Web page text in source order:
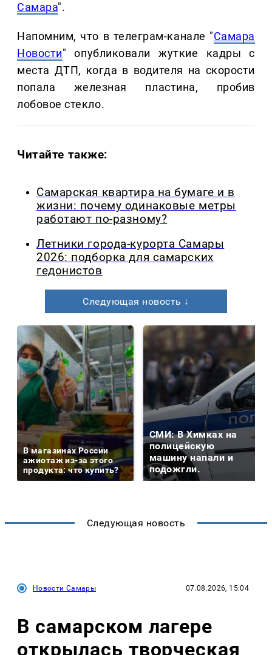
Самара".
Напомним, что в телеграм-канале "Самара
Новости" опубликовали жуткие кадры с
места ДТП, когда в водителя на скорости
попала железная пластина, пробив
лобовое стекло.
Читайте также:
Самарская квартира на бумаге и в
жизни: почему одинаковые метры
работают по-разному?
Летники города-курорта Самары
2026: подборка для самарских
гедонистов
Следующая новость ↓
В магазинах России
ажиотаж из-за этого
продукта: что купить?
СМИ: В Химках на
полицейскую
машину напали и
подожгли.
Следующая новость
Новости Самары 07.08.2026, 15:04
В самарском лагере
открылась творческая